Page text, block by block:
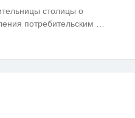
столицы о
потребительским